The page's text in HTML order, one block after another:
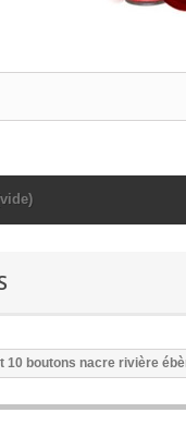
10 boutons nacre rivière